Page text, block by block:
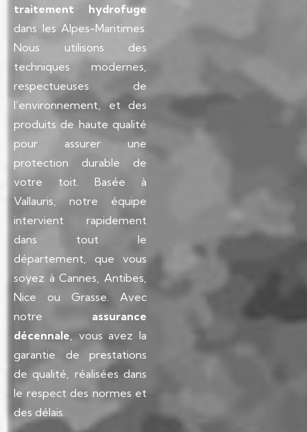
traitement hydrofuge
dans les Alpes-Maritimes.
Nous utilisons des
techniques modernes,
respectueuses de
l’environnement, et des
produits de haute qualité
pour assurer une
protection durable de
votre toit. Basée à
Vallauris, notre équipe
intervient rapidement
dans tout le
département, que vous
soyez à Cannes, Antibes,
Nice ou Grasse. Avec
notre assurance
décennale , vous avez la
garantie de prestations
de qualité, réalisées dans
le respect des normes et
des délais.